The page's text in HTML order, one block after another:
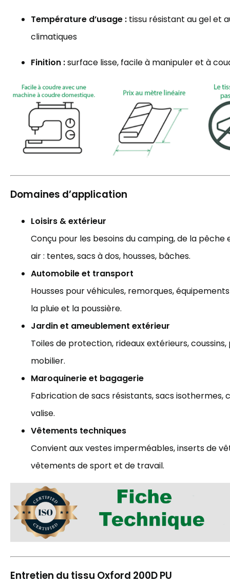
Température d’usage : tissu résistant au gel et
climatiques
Finition :surface lisse, facile à manipuler et à
Domaines d’application
Loisirs & extérieur
Conçu pour les besoins du camping, de la
air : tentes, sacs à dos, housses, bâches.
Automobile et transport
Housses pour véhicules, remorques,
la pluie et la poussière.
Jardin et ameublement extérieur
Toiles de protection, rideaux extérieurs,
mobilier.
Maroquinerie et bagagerie
Fabrication de sacs résistants, sacs
valise.
Vêtements techniques
Convient aux vestes imperméables, inserts de
vêtements de sport et de travail.
Entretien du tissu Oxford 200D PU